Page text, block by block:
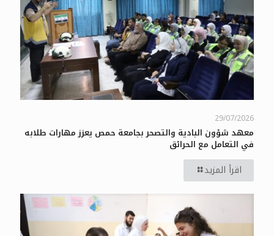
29/07/2026
معهد شؤون البادية والتصحر بجامعة حمص يعزز مهارات طلابه
في التعامل مع الحرائق
اقرأ المزيد